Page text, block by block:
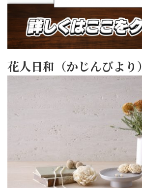
花人日和（かじんびより）